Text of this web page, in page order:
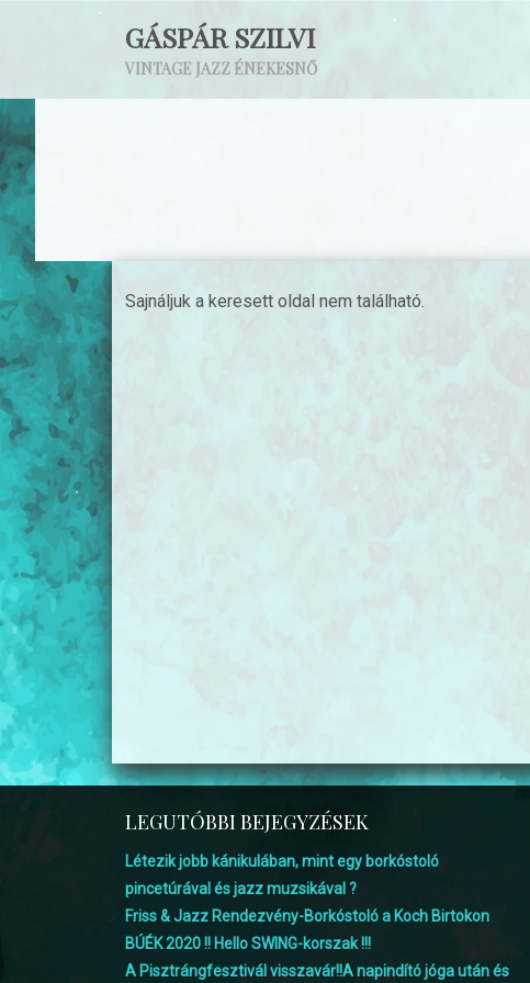
GÁSPÁR SZILVI
VINTAGE JAZZ ÉNEKESNŐ
Sajnáljuk a keresett oldal nem található.
LEGUTÓBBI BEJEGYZÉSEK
Létezik jobb kánikulában, mint egy borkóstoló
pincetúrával és jazz muzsikával ?
Friss & Jazz Rendezvény-Borkóstoló a Koch Birtokon
BÚÉK 2020 !! Hello SWING-korszak !!!
A Pisztrángfesztivál visszavár!!A napindító jóga után és